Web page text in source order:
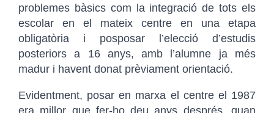
problemes bàsics com la integració de tots els
escolar en el mateix centre en una etapa
obligatòria i posposar l’elecció d’estudis
posteriors a 16 anys, amb l’alumne ja més
madur i havent donat prèviament orientació.
Evidentment, posar en marxa el centre el 1987